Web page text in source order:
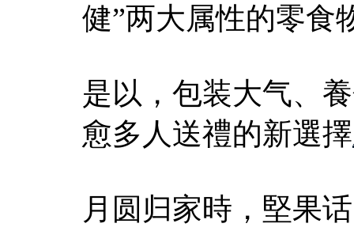
健”两大属性的零食
是以，包装大气、
愈多人送禮的新選擇
月圆归家時，堅果